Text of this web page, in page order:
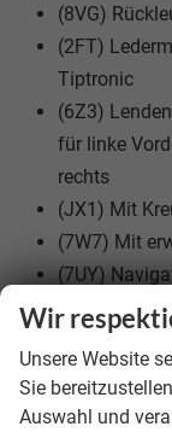
(8VG)
(2FT)
Tiptronic
(6Z3)
für linke
rechts
(JX1) Mit
(7W7) Mit
(7UY)
(H82)
(6I6)
Stauassistent
Wir
Unsere Website
Sie
Auswahl und